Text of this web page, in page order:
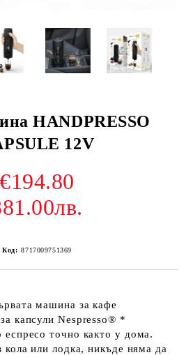
HANDPRESSO
12V
€194.80
Код: 8717009751369
машина за кафе
капсули Nespresso® *
еспресо точно както у дома.
кола или лодка, никъде няма да